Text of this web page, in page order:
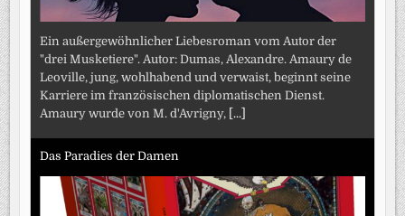
Ein außergewöhnlicher Liebesroman vom Autor der
"drei Musketiere". Autor: Dumas, Alexandre. Amaury de
Leoville, jung, wohlhabend und verwaist, beginnt seine
Karriere im französischen diplomatischen Dienst.
Amaury wurde von M. d'Avrigny, [...]
Das Paradies der Damen